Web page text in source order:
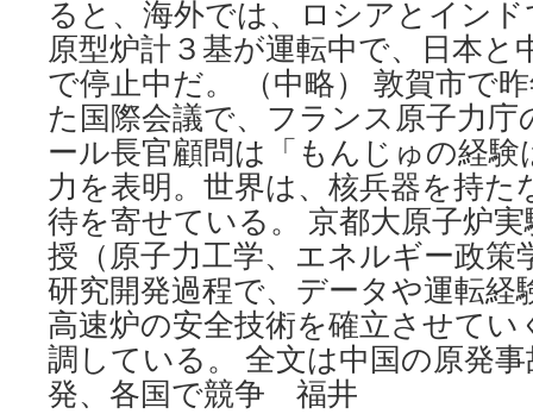
ると、海外では、ロシアとイン
原型炉計３基が運転中で、日本と
で停止中だ。 （中略） 敦賀市で
た国際会議で、フランス原子力
ール長官顧問は「もんじゅの経
力を表明。世界は、核兵器を持た
待を寄せている。 京都大原子炉
授（原子力工学、エネルギー政策
研究開発過程で、データや運転経
高速炉の安全技術を確立させて
調している。 全文は中国の原発
発、各国で競争 福井